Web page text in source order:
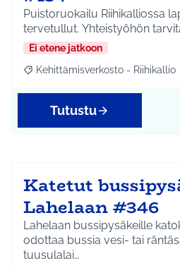
Puistoruokailu Riihikalliossa
tervetullut. Yhteistyöhön
Ei etene jatkoon
Rajaa tulokset aihepiirin
Kehittämisverkosto - Riihikallio
Tutustu
Katetut
Lahelaan #346
Lahelaan bussipysäkeille
odottaa bussia vesi- tai
tuusulalai…